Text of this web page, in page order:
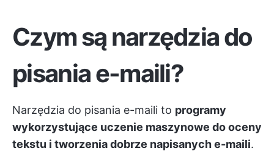
Czym są narzędzia do
pisania e-maili?
Narzędzia do pisania e-maili to programy
wykorzystujące uczenie maszynowe do oceny
tekstu i tworzenia dobrze napisanych e-maili.